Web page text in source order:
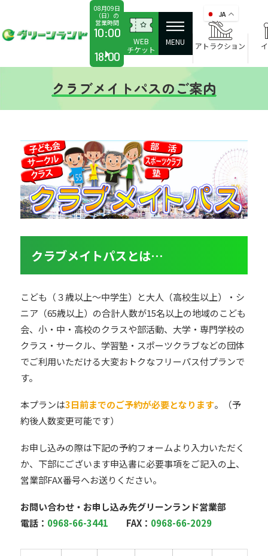
08月09日
（日）の
営業時間
10:00
18:00
WEB
チケット
MENU アトラクション
クラブメイトパスのご案内
クラブメイトパスとは…
こども（３歳以上～中学生）と大人（高校生以上）・シ
ニア（65歳以上）の合計人数が15名以上の地域のこども
会、小・中・高校のクラスや部活動、大学・専門学校の
クラス・サークル、学習塾・スポーツクラブなどの団体
でご利用いただける大変おトクなフリーパス付プランで
す。
本プランは3日前までのご予約が必要となります。（予
約後人数変更可能です）
お申し込みの際は下記の予約フォームより入力いただく
か、下部にございます申込書に必要事項をご記入の上、
営業部FAX番号へお送りください。
お問い合わせ・お申し込み先グリーンランド営業部
電話： 0968-66-3441 FAX： 0968-66-2029
JA